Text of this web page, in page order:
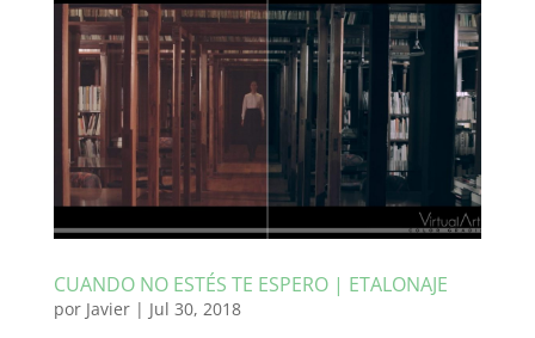
CUANDO NO ESTÉS TE ESPERO | ETALONAJE
por Javier| Jul 30, 2018